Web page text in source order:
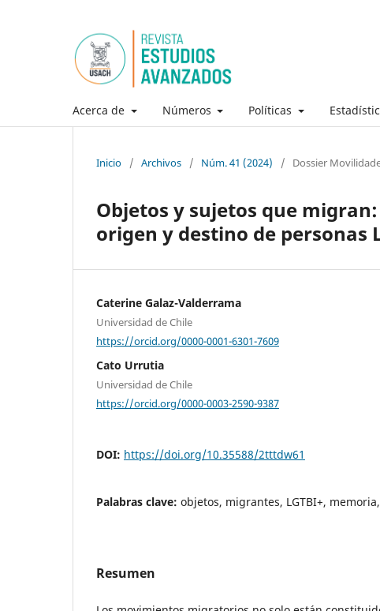
Acerca de Números Políticas
Inicio / Archivos / Núm. 41 (2024) / Dossier
Objetos y sujetos que
origen y destino de personas
Caterine Galaz-Valderrama
Universidad de Chile
https://orcid.org/0000-0001-6301-7609
Cato Urrutia
Universidad de Chile
https://orcid.org/0000-0003-2590-9387
DOI: https://doi.org/10.35588/2tttdw61
Palabras clave: objetos, migrantes, LGTBI+,
Resumen